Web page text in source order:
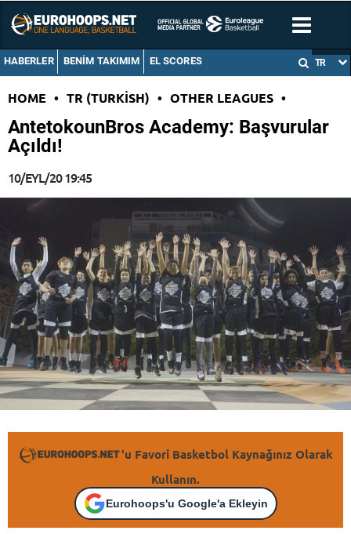
HABERLER BENIM TAKIMIM EL SCORES TR
HOME • TR (TURKISH) • OTHER LEAGUES •
AntetokounBros Academy: Başvurular
Açıldı!
10/EYL/20 19:45
'u Favori Basketbol Kaynağınız Olarak
Kullanın.
Eurohoops'u Google'a Ekleyin